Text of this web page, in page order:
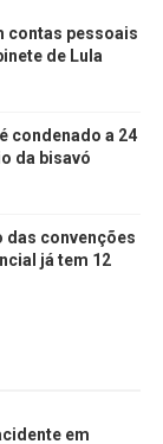
contas pessoais
de Lula
condenado a 24
da bisavó
das convenções
já tem 12
em